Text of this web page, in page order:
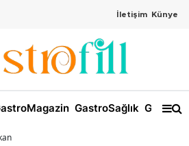
İletişim Künye
GastroSağlık